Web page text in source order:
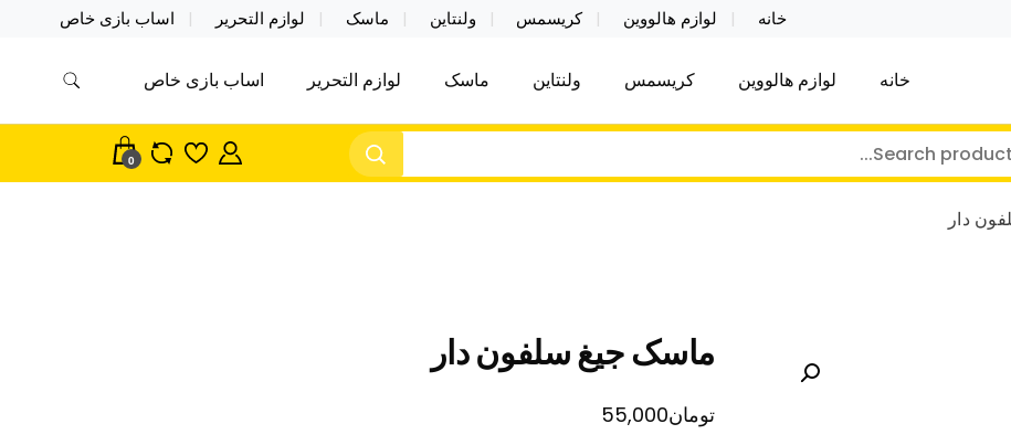
خانه لوازم هالووین کریسمس ولنتاین ماسک لوازم التحریر اساب بازی خاص
ولن تاین کادویی کریسمس اکسسوری ماسک
توی فروش عمده لوازم هالووین ولن تاین کادویی کریسمس اکسسوری ماسک در واردات مستقیم
خانه لوازم هالووین کریسمس ولنتاین ماسک لوازم التحریر اساب بازی خاص
0
دار
ماسک جیغ سلفون دار
تومان55,000